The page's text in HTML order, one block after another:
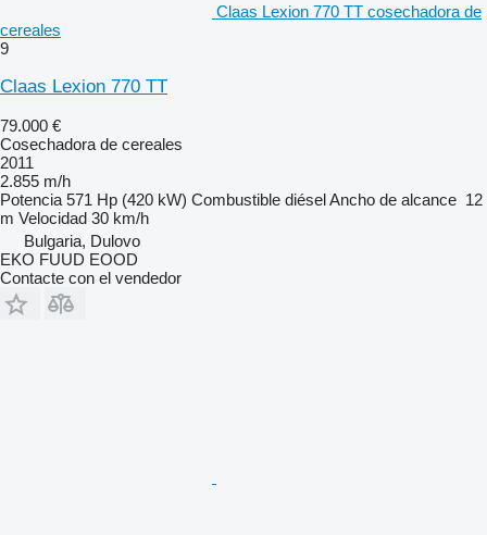
Claas Lexion 770 TT cosechadora de
cereales
9
Claas Lexion 770 TT
79.000 €
Cosechadora de cereales
2011
2.855 m/h
Potencia 571 Hp (420 kW) Combustible diéselAncho de alcance 12
m Velocidad 30 km/h
Bulgaria, Dulovo
EKO FUUD EOOD
Contacte con el vendedor